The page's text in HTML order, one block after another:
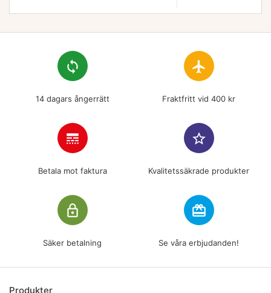
loop
14 dagars ångerrätt
flight
Fraktfritt vid 400 kr
line_style
Betala mot faktura
star_border
Kvalitetssäkrade produkter
lock_outline
Säker betalning
redeem
Se våra erbjudanden!
Produkter